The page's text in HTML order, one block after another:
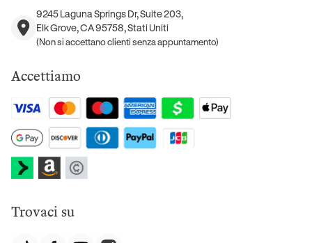
9245 Laguna Springs Dr, Suite 203,
Elk Grove, CA 95758, Stati Uniti
(Non si accettano clienti senza appuntamento)
Accettiamo
Trovaci su